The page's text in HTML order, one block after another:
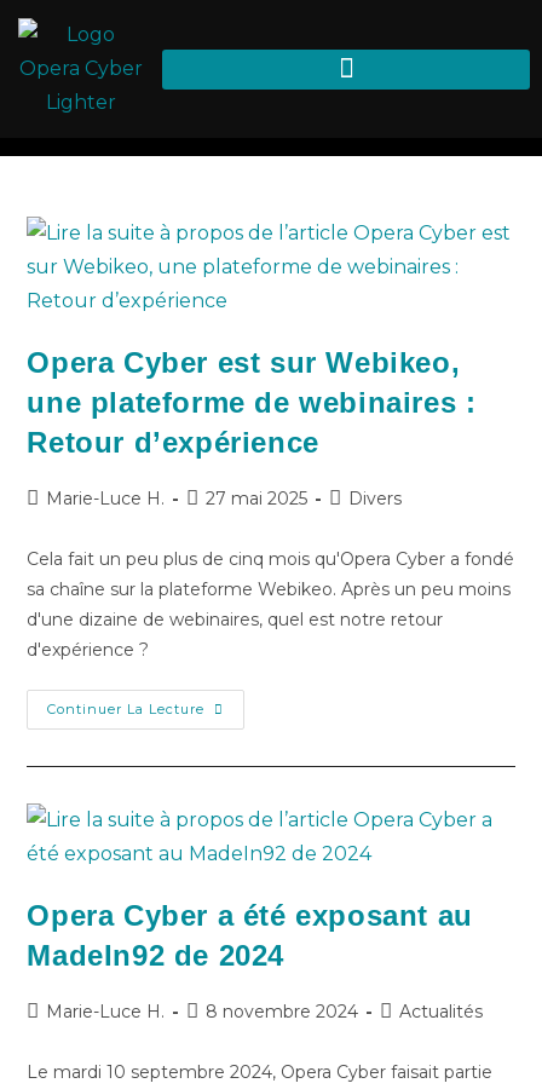
PME
Opera Cyber est sur Webikeo,
une plateforme de webinaires :
Retour d’expérience
Marie-Luce H. 27 mai 2025 Divers
Cela fait un peu plus de cinq mois qu'Opera Cyber a fondé
sa chaîne sur la plateforme Webikeo. Après un peu moins
d'une dizaine de webinaires, quel est notre retour
d'expérience ?
Continuer La Lecture
Opera Cyber a été exposant au
MadeIn92 de 2024
Marie-Luce H. 8 novembre 2024 Actualités
Le mardi 10 septembre 2024, Opera Cyber faisait partie